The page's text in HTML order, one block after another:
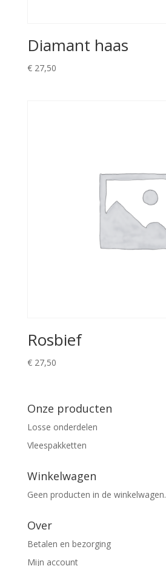
Diamant haas
€27,50
Rosbief
€27,50
Onze producten
Losse onderdelen
Vleespakketten
Winkelwagen
Geen producten in de winkelwagen.
Over
Betalen en bezorging
Mijn account